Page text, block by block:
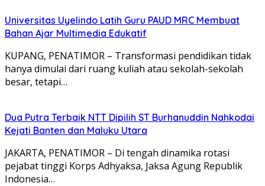
Universitas Uyelindo Latih Guru PAUD MRC Membuat
Bahan Ajar Multimedia Edukatif
KUPANG, PENATIMOR – Transformasi pendidikan tidak
hanya dimulai dari ruang kuliah atau sekolah-sekolah
besar, tetapi…
Dua Putra Terbaik NTT Dipilih ST Burhanuddin Nahkodai
Kejati Banten dan Maluku Utara
JAKARTA, PENATIMOR – Di tengah dinamika rotasi
pejabat tinggi Korps Adhyaksa, Jaksa Agung Republik
Indonesia…